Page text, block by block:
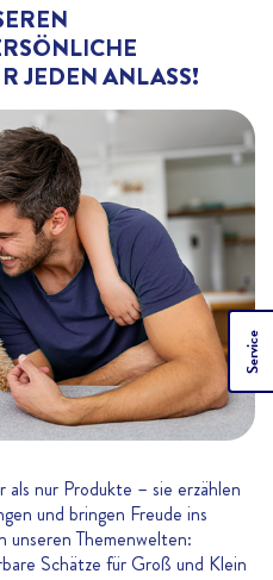
JEDEN ANLASS!
nur Produkte – sie erzählen
und bringen Freude ins
unseren Themenwelten:
Schätze für Groß und Klein
Service